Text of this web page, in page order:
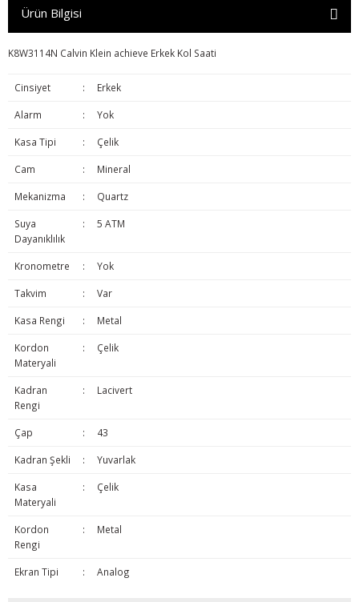
Ürün Bilgisi
K8W3114N Calvin Klein achieve Erkek Kol Saati
Cinsiyet : Erkek
Alarm : Yok
Kasa Tipi : Çelik
Cam : Mineral
Mekanizma : Quartz
Suya
Dayanıklılık
: 5 ATM
Kronometre : Yok
Takvim : Var
Kasa Rengi : Metal
Kordon
Materyali
: Çelik
Kadran
Rengi
: Lacivert
Çap : 43
Kadran Şekli : Yuvarlak
Kasa
Materyali
: Çelik
Kordon
Rengi
: Metal
Ekran Tipi : Analog